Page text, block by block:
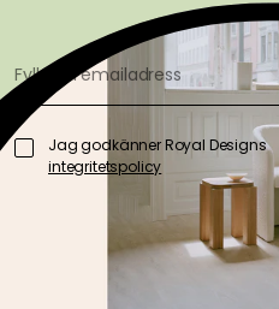
Jag godkänner Royal Designs
integritetspolicy